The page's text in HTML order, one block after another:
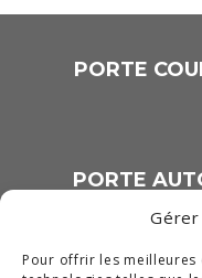
Pour offrir les meilleures
PORTE
PORTE